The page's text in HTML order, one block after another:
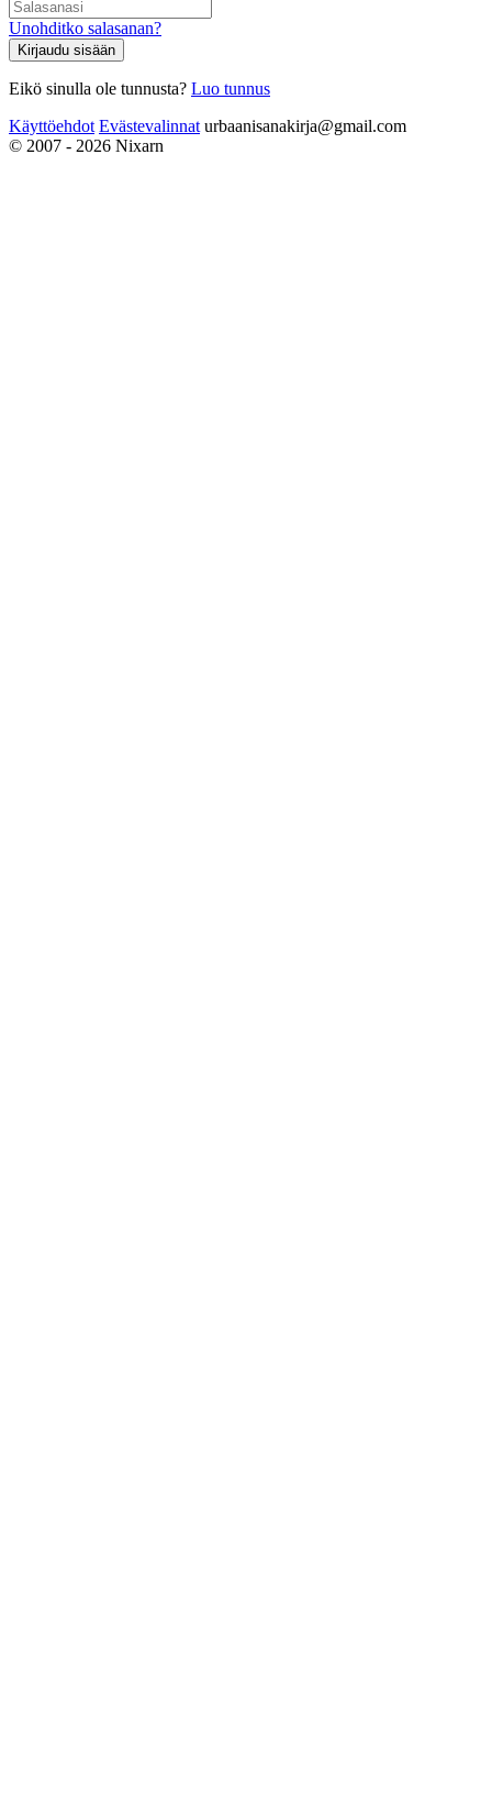
Unohditko salasanan?
Kirjaudu sisään
Eikö sinulla ole tunnusta? Luo tunnus
Käyttöehdot Evästevalinnat urbaanisanakirja@gmail.com
© 2007 - 2026 Nixarn